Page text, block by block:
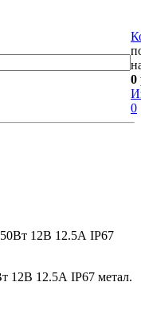
0
0
12В 12.5А IP67